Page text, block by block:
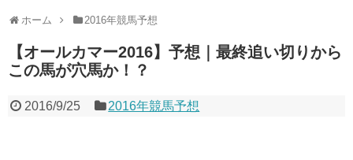
ホーム 2016年競馬予想
【オールカマー2016】予想｜最終追い切りから
この馬が穴馬か！？
2016/9/25 2016年競馬予想